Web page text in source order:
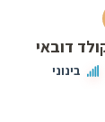
דובאי
בינוני